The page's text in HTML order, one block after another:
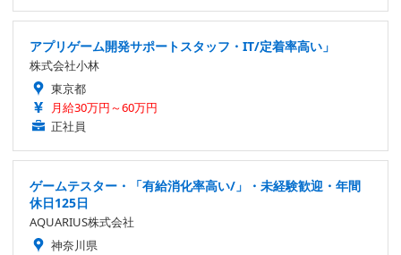
アプリゲーム開発サポートスタッフ・IT/定着率高い」
株式会社小林
東京都
月給30万円～60万円
正社員
ゲームテスター・「有給消化率高い/」・未経験歓迎・年間
休日125日
AQUARIUS株式会社
神奈川県